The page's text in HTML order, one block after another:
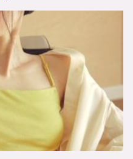
ＰＥＲＥＬＥ